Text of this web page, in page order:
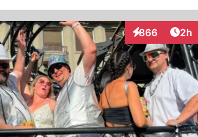
866
Interaktionen
2h